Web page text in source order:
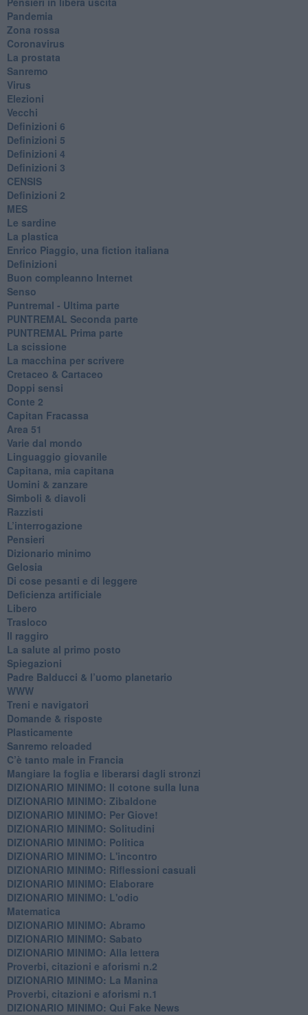
Pandemia
Zona rossa
Coronavirus
La prostata
Sanremo
Virus
Elezioni
Vecchi
Definizioni 6
Definizioni 5
Definizioni 4
Definizioni 3
CENSIS
​Definizioni 2
MES
Le sardine
La plastica
​Enrico Piaggio, una fiction italiana
Definizioni
​Buon compleanno Internet
Senso
Puntremal - Ultima parte
PUNTREMAL Seconda parte
​PUNTREMAL Prima parte
La scissione
La macchina per scrivere
Cretaceo & Cartaceo
Doppi sensi
​Conte 2
​Capitan Fracassa
​Area 51
Varie dal mondo
​Linguaggio giovanile
​Capitana, mia capitana
Uomini & zanzare
​Simboli & diavoli
Razzisti
​L’interrogazione
Pensieri
​Dizionario minimo
Gelosia
Di cose pesanti e di leggere
​Deficienza artificiale
Libero
Trasloco
Il raggiro
​La salute al primo posto
Spiegazioni
Padre Balducci & l’uomo planetario
WWW
​Treni e navigatori
​Domande & risposte
​Plasticamente
Sanremo reloaded
C’è tanto male in Francia
​Mangiare la foglia e liberarsi dagli stronzi
DIZIONARIO MINIMO: Il cotone sulla luna
DIZIONARIO MINIMO: Zibaldone
DIZIONARIO MINIMO: Per Giove!
DIZIONARIO MINIMO: Solitudini
DIZIONARIO MINIMO: Politica
DIZIONARIO MINIMO: L'incontro
DIZIONARIO MINIMO: Riflessioni casuali
DIZIONARIO MINIMO: Elaborare
DIZIONARIO MINIMO: L'odio
​Matematica
DIZIONARIO MINIMO: Abramo
DIZIONARIO MINIMO: Sabato
​DIZIONARIO MINIMO: Alla lettera
Proverbi, citazioni e aforismi n.2
DIZIONARIO MINIMO: La Manina
​Proverbi, citazioni e aforismi n.1
DIZIONARIO MINIMO: Qui Fake News